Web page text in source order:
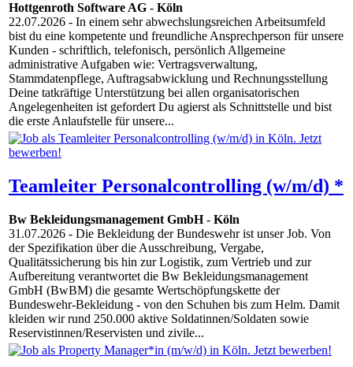
Hottgenroth Software AG - Köln
22.07.2026 - In einem sehr abwechslungsreichen Arbeitsumfeld
bist du eine kompetente und freundliche Ansprechperson für unsere
Kunden - schriftlich, telefonisch, persönlich Allgemeine
administrative Aufgaben wie: Vertragsverwaltung,
Stammdatenpflege, Auftragsabwicklung und Rechnungsstellung
Deine tatkräftige Unterstützung bei allen organisatorischen
Angelegenheiten ist gefordert Du agierst als Schnittstelle und bist
die erste Anlaufstelle für unsere...
Teamleiter Personalcontrolling (w/m/d) *
Bw Bekleidungsmanagement GmbH- Köln
31.07.2026 - Die Bekleidung der Bundeswehr ist unser Job. Von
der Spezifikation über die Ausschreibung, Vergabe,
Qualitätssicherung bis hin zur Logistik, zum Vertrieb und zur
Aufbereitung verantwortet die Bw Bekleidungsmanagement
GmbH (BwBM) die gesamte Wertschöpfungskette der
Bundeswehr-Bekleidung - von den Schuhen bis zum Helm. Damit
kleiden wir rund 250.000 aktive Soldatinnen/Soldaten sowie
Reservistinnen/Reservisten und zivile...